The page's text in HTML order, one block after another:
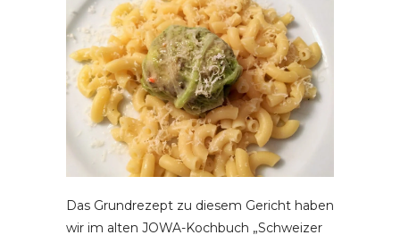
Das Grundrezept zu diesem Gericht haben
wir im alten JOWA-Kochbuch „Schweizer